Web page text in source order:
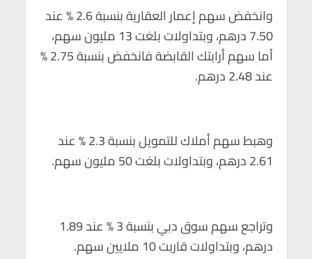
وانخفض سهم إعمار العقارية بنسبة 2.6 % عند
7.50 درهم، وبتداولات بلغت 13 مليون سهم،
أما سهم أرابتك القابضة فانخفض بنسبة 2.75 %
عند 2.48 درهم.
وهبط سهم أملاك للتمويل بنسبة 2.3 % عند
2.61 درهم، وبتداولات بلغت 50 مليون سهم.
وتراجع سهم سوق دبي بنسبة 3 % عند 1.89
درهم، وبتداولات قاربت 10 ملايين سهم.